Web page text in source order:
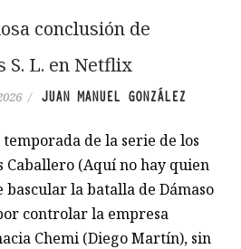
conclusión de
S. L. en Netflix
/ JUAN MANUEL GONZÁLEZ
de la serie de los
Caballero (Aquí no hay quien
bascular la batalla de Dámaso
controlar la empresa
Chemi (Diego Martín), sin